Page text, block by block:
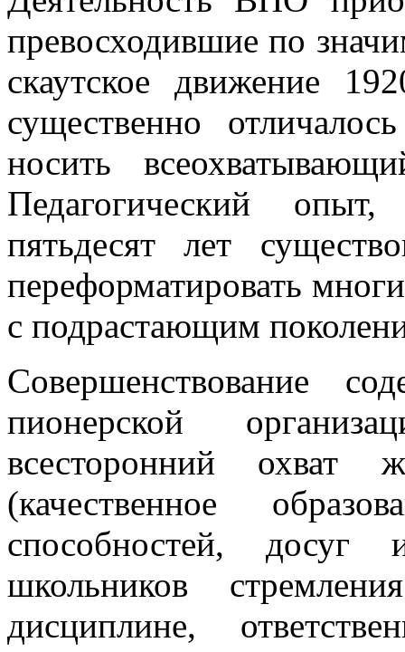
превосходившие по
скаутское движение
существенно
носить
Педагогический
пятьдесят лет
переформатировать
с подрастающим
Совершенствование
пионерской
всесторонний охват
(качественное
способностей,
школьников
дисциплине,